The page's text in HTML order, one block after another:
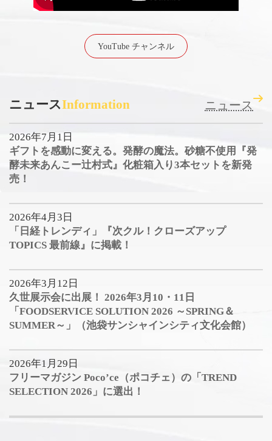
YouTube チャンネル
ニュースInformation ニュース
2026年7月1日
ギフトを感動に変える。発酵の魔法。砂糖不使用『発
酵未来あんこー辻村式』化粧箱入り3本セットを新発
売！
2026年4月3日
「日経トレンディ」『次クル！クローズアップ
TOPICS 最前線』に掲載！
2026年3月12日
久世展示会に出展！ 2026年3月10・11日
「FOODSERVICE SOLUTION 2026 ～SPRING＆
SUMMER～」（池袋サンシャインシティ文化会館）
2026年1月29日
フリーマガジン Poco’ce（ポコチェ）の「TREND
SELECTION 2026」に選出！